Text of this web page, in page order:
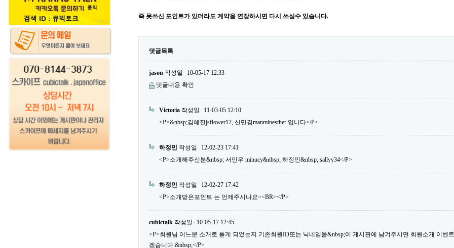
즉 못쓰신 포인트가 있더라도 계약을 연장하시면 다시 쓰실수 있습니다.
댓글목록
jason 작성일
10-05-17 12:33
댓글내용 확인
Victoria 작성일
11-03-05 12:10
<P>&nbsp;김혜진jsflower12, 신민경manminesther 입니다</P>
하정민 작성일
12-02-23 17:41
<P>소개해주신분&nbsp; 서민우 minucy&nbsp; 하정민&nbsp; sallyy34</P>
하정민 작성일
12-02-27 17:42
<P>소개받은포인트 는 언제주시나요~<BR></P>
cubictalk 작성일
10-05-17 12:45
<P>회원님 어느분 소개로 듣게 되었는지 기존회원ID또는 닉네임을&nbsp;이 게시판에 남겨주시면 회원소개 이벤
겠습니다.&nbsp;</P>